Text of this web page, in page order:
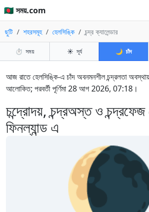
🇧🇩 সময়.com
ছুটি শহরসমূহ হেলসিঙ্কি চন্দ্র ক্যালেন্ডার
⏱️ সময় ☀️ সূর্য 🌙 চাঁদ
চন্দ্রোদয়, চন্দ্রঅস্ত ও
ফিনল্যান্ড এ
আজ রাতে হেলসিঙ্কি-এ চাঁদ অবনমনশীল চন্দ্রলতা
আলোকিত; পরবর্তী পূর্ণিমা 28 আগ 2026, 07:18।